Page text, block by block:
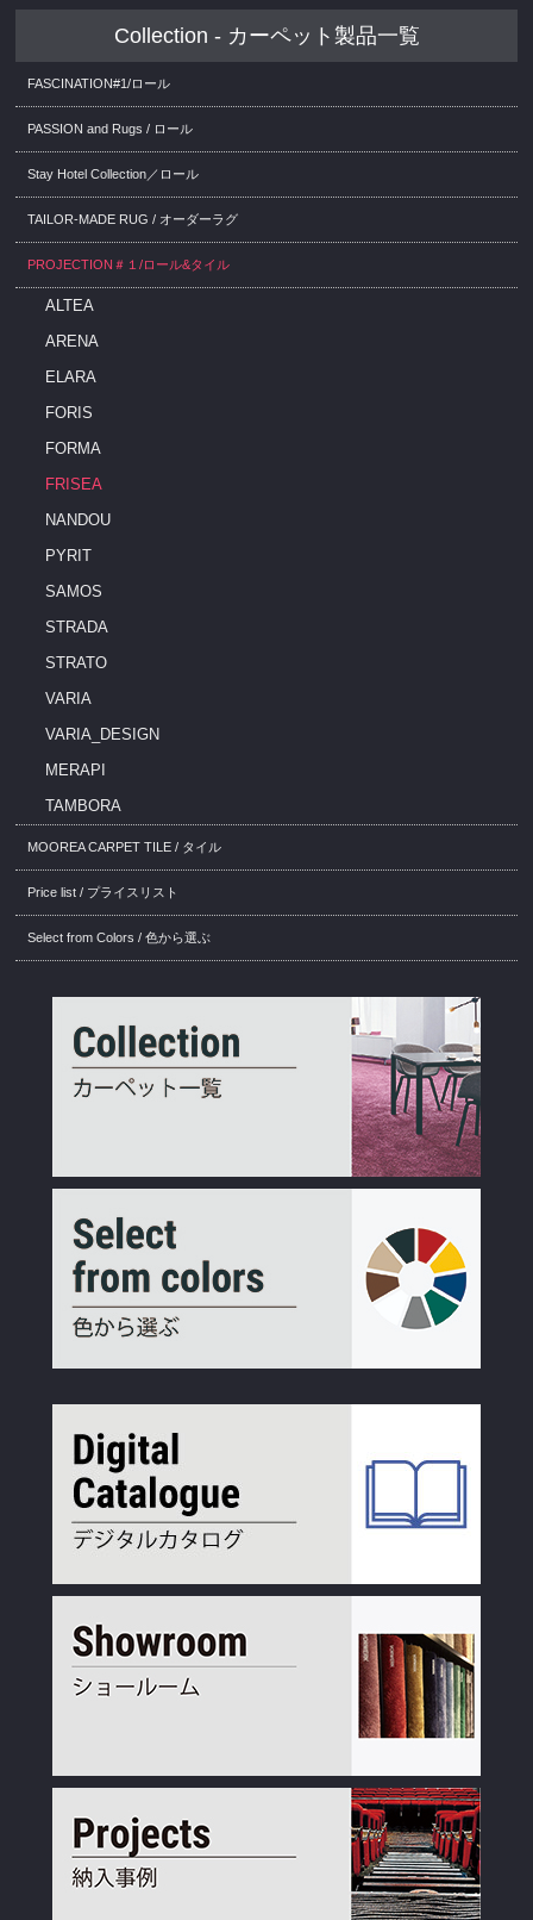
Collection - カーペット製品一覧
FASCINATION#1/ロール
PASSION and Rugs / ロール
Stay Hotel Collection／ロール
TAILOR-MADE RUG / オーダーラグ
PROJECTION＃１/ロール&タイル
ALTEA
ARENA
ELARA
FORIS
FORMA
FRISEA
NANDOU
PYRIT
SAMOS
STRADA
STRATO
VARIA
VARIA_DESIGN
MERAPI
TAMBORA
MOOREA CARPET TILE / タイル
Price list / プライスリスト
Select from Colors / 色から選ぶ